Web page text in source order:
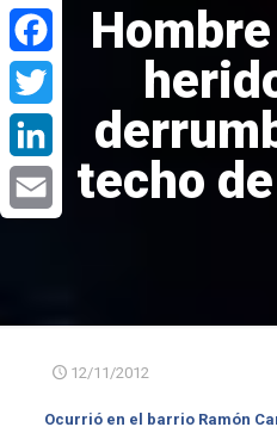
techo
12/11/2012
Ocurrió en el barrio Ramón
WhatsApp
Facebook
Twitter
LinkedIn